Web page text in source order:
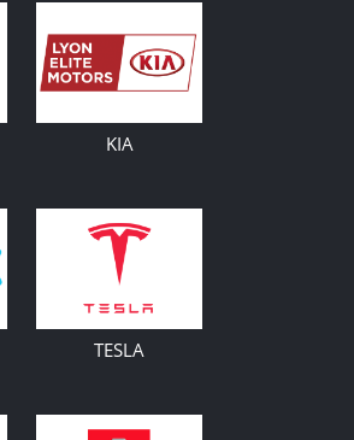
KIA
TESLA